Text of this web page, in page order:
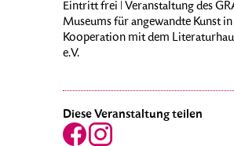
Eintritt frei ǀ Veranstaltung des
Museums für angewandte Kunst in
Kooperation mit dem
e.V.
Diese Veranstaltung teilen